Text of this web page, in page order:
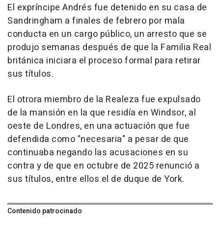
El expríncipe Andrés fue detenido en su casa de
Sandringham a finales de febrero por mala
conducta en un cargo público, un arresto que se
produjo semanas después de que la Familia Real
británica iniciara el proceso formal para retirar
sus títulos.
El otrora miembro de la Realeza fue expulsado
de la mansión en la que residía en Windsor, al
oeste de Londres, en una actuación que fue
defendida como "necesaria" a pesar de que
continuaba negando las acusaciones en su
contra y de que en octubre de 2025 renunció a
sus títulos, entre ellos el de duque de York.
Contenido patrocinado